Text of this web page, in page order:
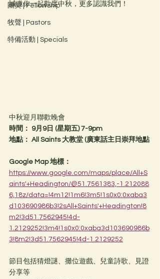
團契 | Fellowship
牧聲 | Pastors
特備活動 | Specials
誠邀你一起歡度中秋，更多認識我們！
中秋迎月聯歡晚會
時間： 9月9日 (星期五) 7-9pm
地點： All Saints 大教堂 (廣東話主日崇拜地點
Google Map 地標：
https://www.google.com/maps/place/All+S
aints'+Headington/@51.7561383,-1.212088
6,18z/data=!4m12!1m6!3m5!1s0x0:0xaba3
d103690986b3!2sAll+Saints'+Headington!8
m2!3d51.7562945!4d-
1.2129252!3m4!1s0x0:0xaba3d103690986b
3!8m2!3d51.7562945!4d-1.2129252
節目包括猜燈謎、攤位遊戲、兒童詩歌、見證
分享等